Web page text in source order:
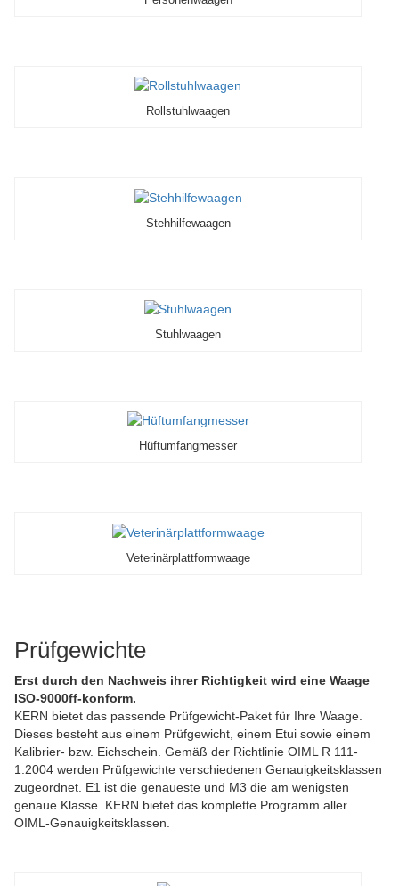
Rollstuhlwaagen
Stehhilfewaagen
Stuhlwaagen
Hüftumfangmesser
Veterinärplattformwaage
Prüfgewichte
Erst durch den Nachweis ihrer Richtigkeit wird eine Waage
ISO-9000ff-konform.
KERN bietet das passende Prüfgewicht-Paket für Ihre Waage.
Dieses besteht aus einem Prüfgewicht, einem Etui sowie einem
Kalibrier- bzw. Eichschein. Gemäß der Richtlinie OIML R 111-
1:2004 werden Prüfgewichte verschiedenen Genauigkeitsklassen
zugeordnet. E1 ist die genaueste und M3 die am wenigsten
genaue Klasse. KERN bietet das komplette Programm aller
OIML-Genauigkeitsklassen.